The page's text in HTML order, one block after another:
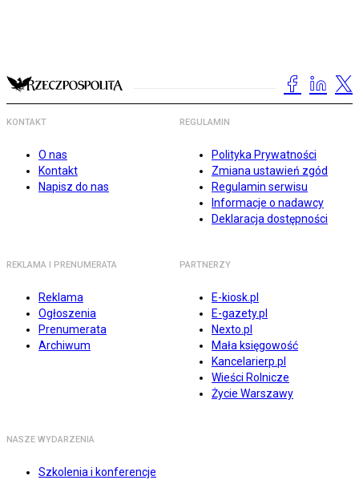
KONTAKT
O nas
Kontakt
Napisz do nas
REGULAMIN
Polityka Prywatności
Zmiana ustawień zgód
Regulamin serwisu
Informacje o nadawcy
Deklaracja dostępności
REKLAMA I PRENUMERATA
Reklama
Ogłoszenia
Prenumerata
Archiwum
PARTNERZY
E-kiosk.pl
E-gazety.pl
Nexto.pl
Mała księgowość
Kancelarierp.pl
Wieści Rolnicze
Życie Warszawy
NASZE WYDARZENIA
Szkolenia i konferencje